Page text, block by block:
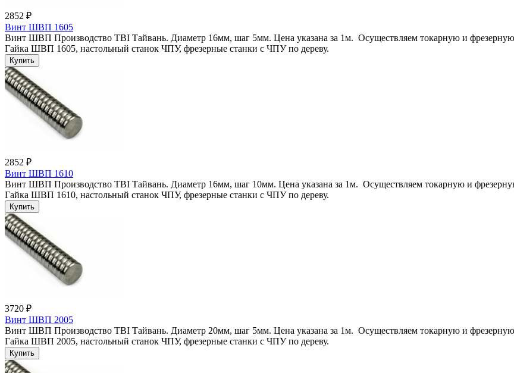
2852 ₽
Винт ШВП 1605
Винт ШВП Производство TBI Тайвань. Диаметр 16мм, шаг 5мм. Цена указана за 1м. Осуществляем токарную и фрезерную
Гайка ШВП 1605, настольный станок ЧПУ, фрезерные станки с ЧПУ по дереву.
2852 ₽
Винт ШВП 1610
Винт ШВП Производство TBI Тайвань. Диаметр 16мм, шаг 10мм. Цена указана за 1м. Осуществляем токарную и
Гайка ШВП 1610, настольный станок ЧПУ, фрезерные станки с ЧПУ по дереву.
3720 ₽
Винт ШВП 2005
Винт ШВП Производство TBI Тайвань. Диаметр 20мм, шаг 5мм. Цена указана за 1м. Осуществляем токарную и фрезерную
Гайка ШВП 2005, настольный станок ЧПУ, фрезерные станки с ЧПУ по дереву.